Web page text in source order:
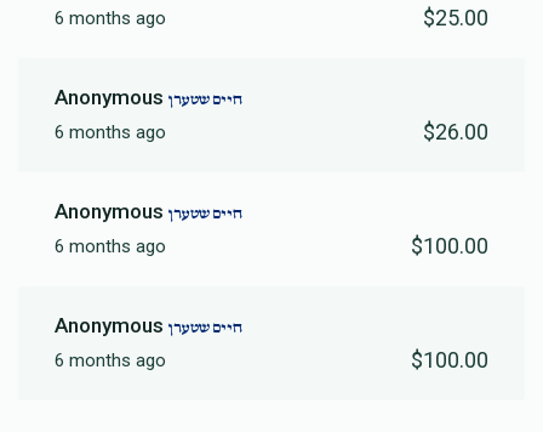
6 months ago $25.00
Anonymous חיים שטערן
6 months ago $26.00
Anonymous חיים שטערן
6 months ago $100.00
Anonymous חיים שטערן
6 months ago $100.00